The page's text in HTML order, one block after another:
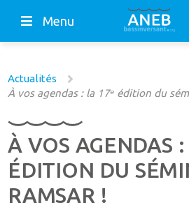
Menu
Actualités
À vos agendas : la 17ᵉ édition du
À VOS AGENDAS :
ÉDITION DU
RAMSAR !